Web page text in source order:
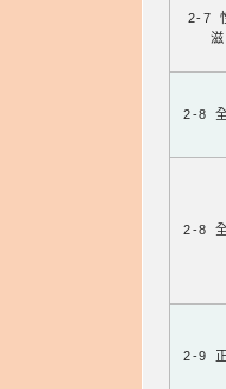
2-7
2-8
2-8
2-9